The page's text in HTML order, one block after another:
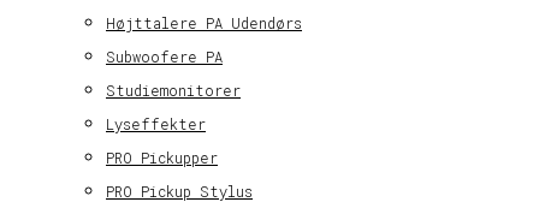
Højttalere PA Udendørs
Subwoofere PA
Studiemonitorer
Lyseffekter
PRO Pickupper
PRO Pickup Stylus